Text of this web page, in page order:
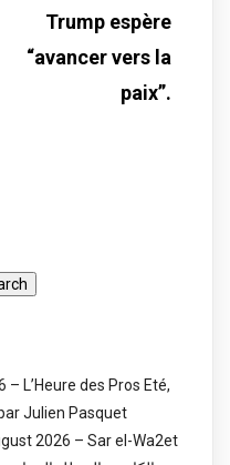
Trump espère
“avancer vers la
paix”.
– L’Heure des Pros Eté,
Julien Pasquet
2026 – Sar el-Wa2et